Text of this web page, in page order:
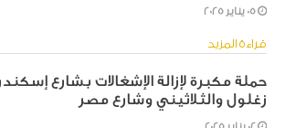
قراءة المزيد
حملة مكبرة لإزالة الإشغالات بشارع
زغلول والثلاثيني وشارع مصر